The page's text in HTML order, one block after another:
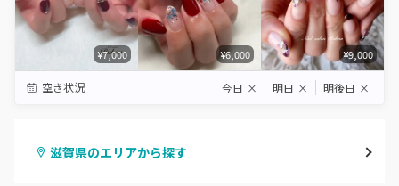
¥7,000 ¥6,000 ¥9,000
空き状況 今日 × 明日 × 明後日 ×
滋賀県のエリアから探す